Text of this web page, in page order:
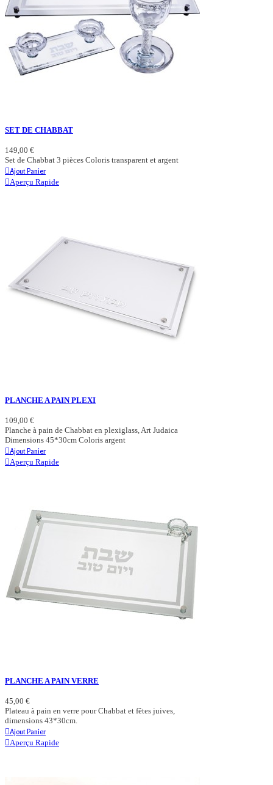
SET DE CHABBAT
149,00 €
Set de Chabbat 3 pièces Coloris transparent et argent
Ajout Panier
Aperçu Rapide
PLANCHE A PAIN PLEXI
109,00 €
Planche à pain de Chabbat en plexiglass, Art Judaica
Dimensions 45*30cm Coloris argent
Ajout Panier
Aperçu Rapide
PLANCHE A PAIN VERRE
45,00 €
Plateau à pain en verre pour Chabbat et fêtes juives,
dimensions 43*30cm.
Ajout Panier
Aperçu Rapide